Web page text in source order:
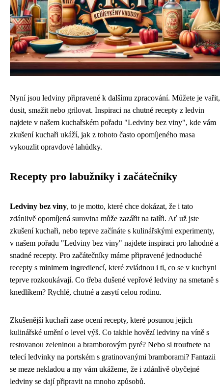
Nyní jsou ledviny připravené k dalšímu zpracování. Můžete je vařit,
dusit, smažit nebo grilovat. Inspiraci na chutné recepty z ledvin
najdete v našem kuchařském pořadu "Ledviny bez viny", kde vám
zkušení kuchaři ukáží, jak z tohoto často opomíjeného masa
vykouzlit opravdové lahůdky.
Recepty pro labužníky i začátečníky
Ledviny bez viny, to je motto, které chce dokázat, že i tato
zdánlivě opomíjená surovina může zazářit na talíři. Ať už jste
zkušení kuchaři, nebo teprve začínáte s kulinářskými experimenty,
v našem pořadu "Ledviny bez viny" najdete inspiraci pro lahodné a
snadné recepty. Pro začátečníky máme připravené jednoduché
recepty s minimem ingrediencí, které zvládnou i ti, co se v kuchyni
teprve rozkoukávají. Co třeba dušené vepřové ledviny na smetaně s
knedlíkem? Rychlé, chutné a zasytí celou rodinu.
Zkušenější kuchaři zase ocení recepty, které posunou jejich
kulinářské umění o level výš. Co takhle hovězí ledviny na víně s
restovanou zeleninou a bramborovým pyré? Nebo si troufnete na
telecí ledvinky na portském s gratinovanými bramborami? Fantazii
se meze nekladou a my vám ukážeme, že i zdánlivě obyčejné
ledviny se dají připravit na mnoho způsobů.